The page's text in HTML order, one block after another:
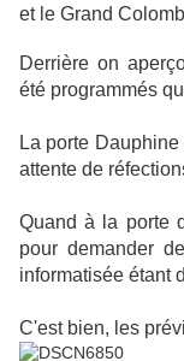
et le Grand
Derrière on
été programmés
La porte
attente de
Quand à la porte
pour demander
informatisée étant
C'est bien, les